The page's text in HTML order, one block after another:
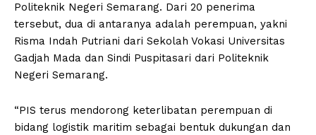
Politeknik Negeri Semarang. Dari 20 penerima
tersebut, dua di antaranya adalah perempuan, yakni
Risma Indah Putriani dari Sekolah Vokasi Universitas
Gadjah Mada dan Sindi Puspitasari dari Politeknik
Negeri Semarang.
“PIS terus mendorong keterlibatan perempuan di
bidang logistik maritim sebagai bentuk dukungan dan